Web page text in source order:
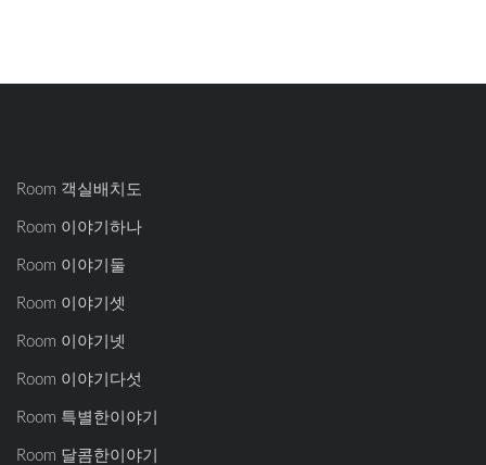
Room 객실배치도
Room 이야기하나
Room 이야기둘
Room 이야기셋
Room 이야기넷
Room 이야기다섯
Room 특별한이야기
Room 달콤한이야기